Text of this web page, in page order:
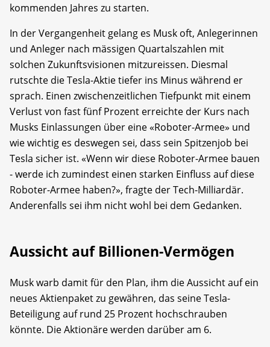
kommenden Jahres zu starten.
In der Vergangenheit gelang es Musk oft, Anlegerinnen
und Anleger nach mässigen Quartalszahlen mit
solchen Zukunftsvisionen mitzureissen. Diesmal
rutschte die Tesla-Aktie tiefer ins Minus während er
sprach. Einen zwischenzeitlichen Tiefpunkt mit einem
Verlust von fast fünf Prozent erreichte der Kurs nach
Musks Einlassungen über eine «Roboter-Armee» und
wie wichtig es deswegen sei, dass sein Spitzenjob bei
Tesla sicher ist. «Wenn wir diese Roboter-Armee bauen
- werde ich zumindest einen starken Einfluss auf diese
Roboter-Armee haben?», fragte der Tech-Milliardär.
Anderenfalls sei ihm nicht wohl bei dem Gedanken.
Aussicht auf Billionen-Vermögen
Musk warb damit für den Plan, ihm die Aussicht auf ein
neues Aktienpaket zu gewähren, das seine Tesla-
Beteiligung auf rund 25 Prozent hochschrauben
könnte. Die Aktionäre werden darüber am 6.